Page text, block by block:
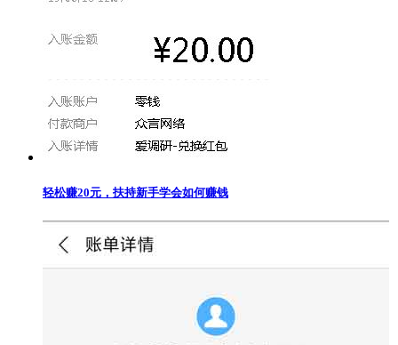
轻松赚20元，扶持新手学会如何赚钱